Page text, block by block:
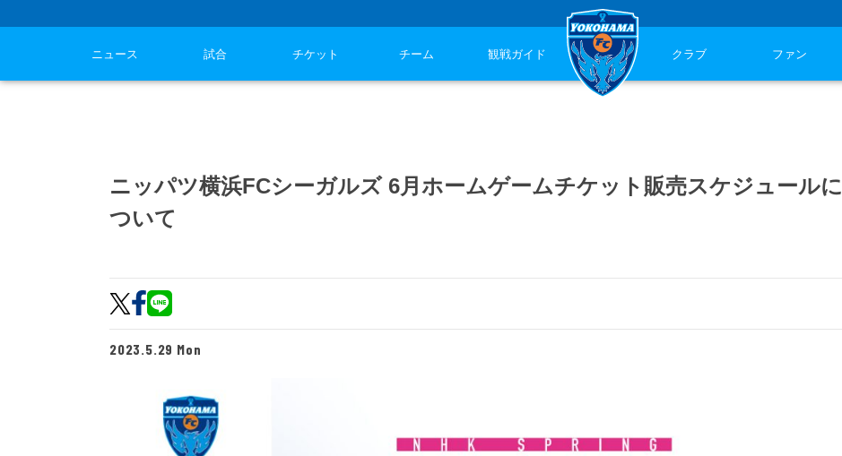
ニュース 試合 チケット チーム 観戦ガイド クラブ ファン
ニッパツ横浜FCシーガルズ 6月ホームゲームチケット販売スケジュールに
ついて
2023.5.29 Mon